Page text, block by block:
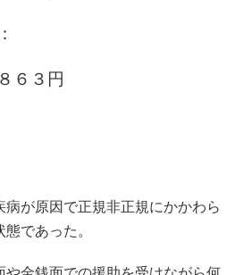
６３円
病が原因で正規非正規にかかわら
態であった 。